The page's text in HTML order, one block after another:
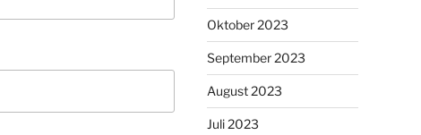
Oktober 2023
September 2023
August 2023
Juli 2023